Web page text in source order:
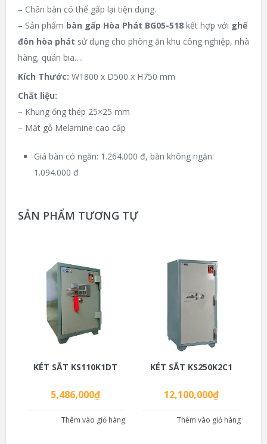
– Chân bàn có thể gấp lại tiện dụng.
– Sản phẩm bàn gấp Hòa Phát BG05-518kết hợp với ghế
đôn hòa phát sử dụng cho phòng ăn khu công nghiệp, nhà
hàng, quán bia….
Kích Thước: W1800 x D500 x H750 mm
Chất liệu:
– Khung ống thép 25×25 mm
– Mặt gỗ Melamine cao cấp
Giá bàn có ngăn: 1.264.000 đ, bàn không ngăn:
1.094.000 đ
SẢN PHẨM TƯƠNG TỰ
KÉT SẮT KS110K1DT
5,486,000₫
Thêm vào giỏ hàng
KÉT SẮT KS250K2C1
12,100,000₫
Thêm vào giỏ hàng